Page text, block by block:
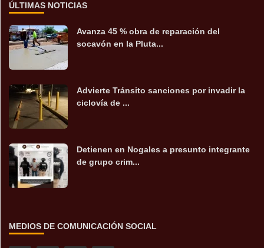
ÚLTIMAS NOTICIAS
Avanza 45 % obra de reparación del
socavón en la Pluta...
Advierte Tránsito sanciones por invadir la
ciclovía de ...
Detienen en Nogales a presunto integrante
de grupo crim...
MEDIOS DE COMUNICACIÓN SOCIAL